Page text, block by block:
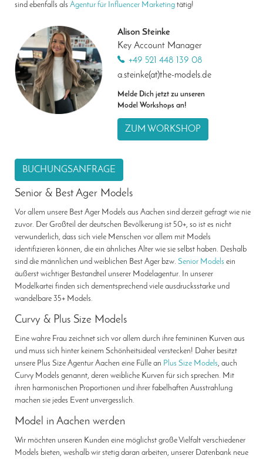
sind ebenfalls als Agentur für Influencer Marketing tätig!
Alison Steinke
Key Account Manager
+49 521 448 139 08
a.steinke(at)the-models.de
Melde Dich jetzt zu unseren
Model Workshops an!
ZUM WORKSHOP
BUCHUNGSANFRAGE
Senior & Best Ager Models
Vor allem unsere Best Ager Models aus Aachen sind derzeit gefragt wie nie
zuvor. Der Großteil der deutschen Bevölkerung ist 50+, so ist es nicht
verwunderlich, dass sich viele Menschen vor allem mit Models
identifizieren können, die ein ähnliches Alter wie sie selbst haben. Deshalb
sind die männlichen und weiblichen Best Ager bzw. Senior Models ein
äußerst wichtiger Bestandteil unserer Modelagentur. In unserer
Modelkartei finden sich dementsprechend viele ausdrucksstarke und
wandelbare 35+ Models.
Curvy & Plus Size Models
Eine wahre Frau zeichnet sich vor allem durch ihre femininen Kurven aus
und muss sich hinter keinem Schönheitsideal verstecken! Daher besitzt
unsere Plus Size Agentur Aachen eine Fülle an Plus Size Models, auch
Curvy Models genannt, deren weibliche Kurven für sich sprechen. Mit
ihren harmonischen Proportionen und ihrer fabelhaften Ausstrahlung
machen sie jedes Event unvergesslich.
Model in Aachen werden
Wir möchten unseren Kunden eine möglichst große Vielfalt verschiedener
Models bieten, weshalb wir stetig daran arbeiten, unserer Datenbank neue